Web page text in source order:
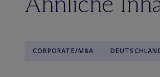
CORPORATE/M&A